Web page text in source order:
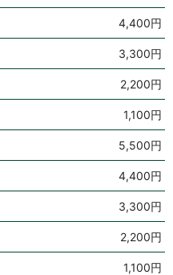
4,400円
3,300円
2,200円
1,100円
5,500円
4,400円
3,300円
2,200円
1,100円